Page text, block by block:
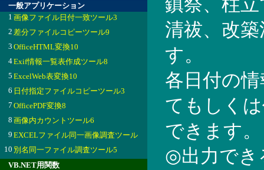
一般アプリケーション
1 画像ファイル日付一致ツール3
2 差分ファイルコピーツール9
3 OfficeHTML変換10
4Exif情報一覧表作成ツール8
5 ExcelWeb表変換10
6 日付指定ファイルコピーツール3
7 OfficePDF変換8
8 画像内カウントツール6
9 EXCELファイル同一画像調査ツール
10 別名同一ファイル調査ツール5
VB.NET用関数
鎮祭、柱
清祓、改
す。
各日付の
てもしく
できます。
◎出力でき